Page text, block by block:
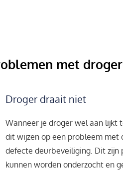
met
Droger draait niet
Wanneer je droger wel aan lijkt
dit wijzen op een probleem met
defecte deurbeveiliging. Dit
kunnen worden onderzocht en